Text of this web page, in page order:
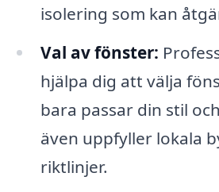
isolering som kan
Val av fönster:
hjälpa dig att välja
bara passar din stil
även uppfyller lokala
riktlinjer.